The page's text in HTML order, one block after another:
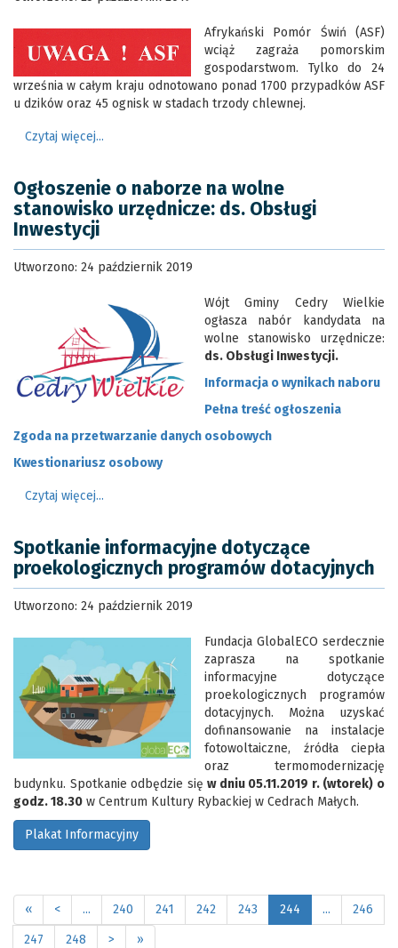
Afrykański Pomór Świń (ASF)
wciąż zagraża pomorskim
gospodarstwom. Tylko do 24
września w całym kraju odnotowano ponad 1700 przypadków ASF
u dzików oraz 45 ognisk w stadach trzody chlewnej.
Czytaj więcej...
Ogłoszenie o naborze na wolne
stanowisko urzędnicze: ds. Obsługi
Inwestycji
Utworzono: 24 październik 2019
Wójt Gminy Cedry Wielkie
ogłasza nabór kandydata na
wolne stanowisko urzędnicze:
ds. Obsługi Inwestycji.
Informacja o wynikach naboru
Pełna treść ogłoszenia
Zgoda na przetwarzanie danych osobowych
Kwestionariusz osobowy
Czytaj więcej...
Spotkanie informacyjne dotyczące
proekologicznych programów dotacyjnych
Utworzono: 24 październik 2019
Fundacja GlobalECO serdecznie
zaprasza na spotkanie
informacyjne dotyczące
proekologicznych programów
dotacyjnych. Można uzyskać
dofinansowanie na instalacje
fotowoltaiczne, źródła ciepła
oraz termomodernizację
budynku. Spotkanie odbędzie sięw dniu 05.11.2019 r. (wtorek) o
godz. 18.30 w Centrum Kultury Rybackiej w Cedrach Małych.
Plakat Informacyjny
« < ... 240 241 242 243 244 ...
246
247
248 > »